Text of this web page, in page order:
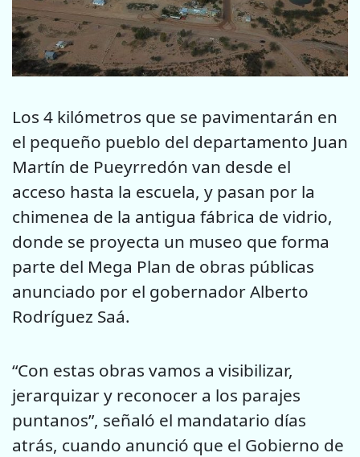
Los 4 kilómetros que se pavimentarán en
el pequeño pueblo del departamento Juan
Martín de Pueyrredón van desde el
acceso hasta la escuela, y pasan por la
chimenea de la antigua fábrica de vidrio,
donde se proyecta un museo que forma
parte del Mega Plan de obras públicas
anunciado por el gobernador Alberto
Rodríguez Saá.
“Con estas obras vamos a visibilizar,
jerarquizar y reconocer a los parajes
puntanos”, señaló el mandatario días
atrás, cuando anunció que el Gobierno de